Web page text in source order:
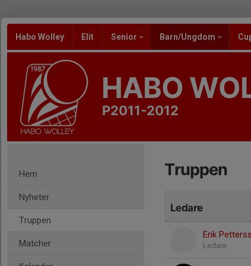
Habo Wolley Elit Senior Barn/Ungdom
HABO
P2011-2012
Hem
Nyheter
Truppen
Matcher
Truppen
Ledare
Erik
Ledare